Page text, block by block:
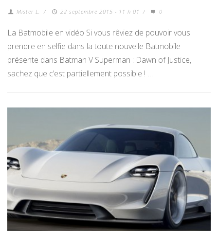
Mister L. / 22 septembre 2015 - 11 h 01 / 0
La Batmobile en vidéo Si vous rêviez de pouvoir vous
prendre en selfie dans la toute nouvelle Batmobile
présente dans Batman V Superman : Dawn of Justice,
sachez que c’est partiellement possible ! …